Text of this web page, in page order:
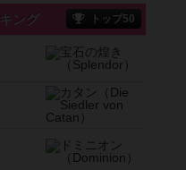
ング トップ50